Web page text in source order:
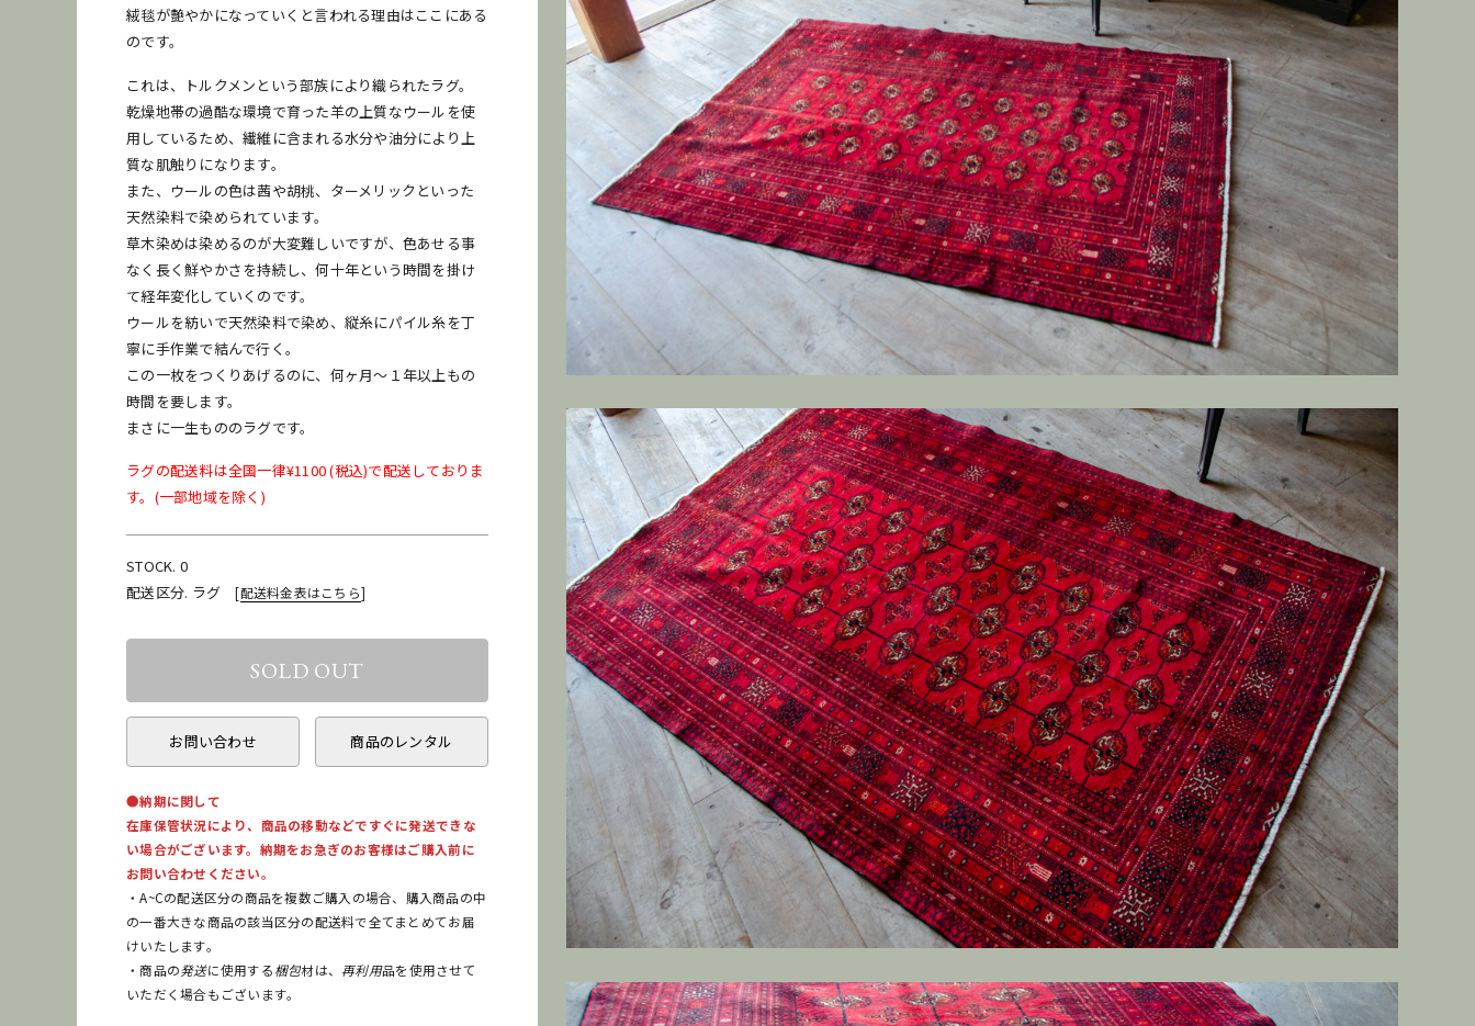
絨毯が艶やかになっていくと言われる理由はここにある
のです。
これは、トルクメンという部族により織られたラグ。
乾燥地帯の過酷な環境で育った羊の上質なウールを使
用しているため、繊維に含まれる水分や油分により上
質な肌触りになります。
また、ウールの色は茜や胡桃、ターメリックといった
天然染料で染められています。
草木染めは染めるのが大変難しいですが、色あせる事
なく長く鮮やかさを持続し、何十年という時間を掛け
て経年変化していくのです。
ウールを紡いで天然染料で染め、縦糸にパイル糸を丁
寧に手作業で結んで行く。
この一枚をつくりあげるのに、何ヶ月〜１年以上もの
時間を要します。
まさに一生もののラグです。
ラグの配送料は全国一律¥1100 (税込)で配送しておりま
す。(一部地域を除く)
STOCK. 0
配送区分. ラグ[配送料金表はこちら]
お問い合わせ 商品のレンタル
●納期に関して
在庫保管状況により、商品の移動などですぐに発送できな
い場合がございます。納期をお急ぎのお客様はご購入前に
お問い合わせください。
・A~Cの配送区分の商品を複数ご購入の場合、購入商品の中
の一番大きな商品の該当区分の配送料で全てまとめてお届
けいたします。
・商品の発送に使用する梱包材は、 再利用品を使用させて
いただく場合もございます。